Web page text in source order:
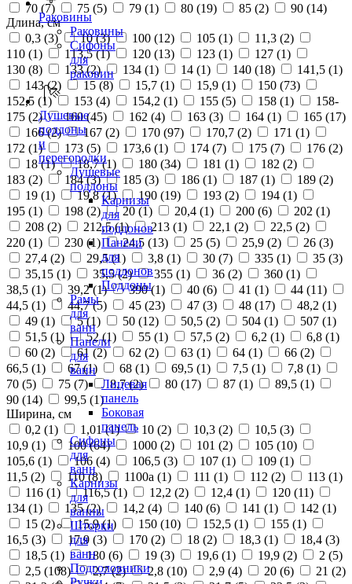
Раковины
Раковины
Сифоны
для
раковин
Душевые
поддоны
и
перегородки
Душевые
поддоны
Карнизы
для
поддонов
Панели
для
поддонов
Поддоны
Рамы
для
ванн
Панели
для
ванн
Лицевая
панель
Боковая
панель
Сифоны
для
ванн
Карнизы
для
ванны
Шторки
для
ванн
Подголовники
70 (7) 75 (5) 79 (1) 80 (19) 85 (2) 90 (14)
Длина, см
0,3 (3) 10 (3) 100 (12) 105 (1) 11,3 (2)
110 (1) 113,5 (1) 120 (13) 123 (1) 127 (1)
130 (8) 133 (2) 134 (1) 14 (1) 140 (18) 141,5 (1)
143 (2) 15 (8) 15,7 (1) 15,9 (1) 150 (73)
152,5 (1) 153 (4) 154,2 (1) 155 (5) 158 (1)
158-
175 (2) 160 (45) 162 (4) 163 (3) 164 (1) 165 (17)
166 (2) 167 (2) 170 (97) 170,7 (2) 171 (1)
172 (1) 173 (5) 173,6 (1) 174 (7) 175 (7) 176 (2)
18 (1) 18,7 (1) 180 (34) 181 (1) 182 (2)
183 (2) 184 (3) 185 (3) 186 (1) 187 (1) 189 (2)
19 (1) 19,8 (1) 190 (19) 193 (2) 194 (1)
195 (1) 198 (2) 20 (1) 20,4 (1) 200 (6) 202 (1)
208 (2) 212,5 (1) 213 (1) 22,1 (2) 22,5 (2)
220 (1) 230 (1) 24,5 (13) 25 (5) 25,9 (2) 26 (3)
27,4 (2) 29,5 (1) 3,8 (1) 30 (7) 335 (1) 35 (3)
35,15 (1) 35,5 (2) 355 (1) 36 (2) 360 (1)
38,5 (1) 39,2 (1) 390 (1) 40 (6) 41 (1) 44 (11)
44,5 (1) 44,7 (5) 45 (23) 47 (3) 48 (17) 48,2 (1)
49 (1) 5 (1) 50 (12) 50,5 (2) 504 (1) 507 (1)
51,5 (1) 52 (1) 55 (1) 57,5 (2) 6,2 (1) 6,8 (1)
60 (2) 61 (2) 62 (2) 63 (1) 64 (1) 66 (2)
66,5 (1) 67 (1) 68 (1) 69,5 (1) 7,5 (1) 7,8 (1)
70 (5) 75 (7) 8,7 (2) 80 (17) 87 (1) 89,5 (1)
90 (14) 99,5 (1)
Ширина, см
0,2 (1) 1,01 (1) 10 (2) 10,3 (2) 10,5 (3)
10,9 (1) 100 (64) 1000 (2) 101 (2) 105 (10)
105,6 (1) 106 (4) 106,5 (3) 107 (1) 109 (1)
11,5 (2) 110 (8) 1100а (1) 111 (1) 112 (2) 113 (1)
116 (1) 116,5 (1) 12,2 (2) 12,4 (1) 120 (11)
134 (1) 135 (2) 14,2 (4) 140 (6) 141 (1) 142 (1)
15 (2) 15,9 (1) 150 (10) 152,5 (1) 155 (1)
16,5 (3) 17,9 (3) 170 (2) 18 (2) 18,3 (1) 18,4 (3)
18,5 (1) 180 (6) 19 (3) 19,6 (1) 19,9 (2) 2 (5)
2,5 (108) 2,7 (2) 2,8 (10) 2,9 (4) 20 (6) 21 (2)